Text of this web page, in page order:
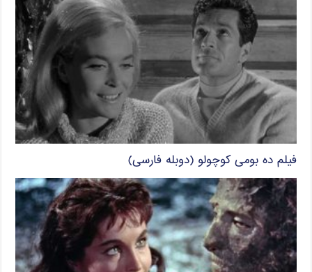
فیلم ده بومی کوچولو (دوبله فارسی)